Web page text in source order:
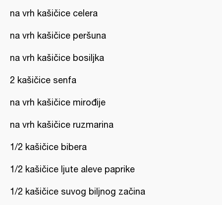
na vrh kašičice celera
na vrh kašičice peršuna
na vrh kašičice bosiljka
2 kašičice senfa
na vrh kašičice mirođije
na vrh kašičice ruzmarina
1/2 kašičice bibera
1/2 kašičice ljute aleve paprike
1/2 kašičice suvog biljnog začina